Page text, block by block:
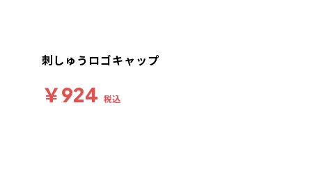
刺しゅうロゴキャップ
￥924 税込